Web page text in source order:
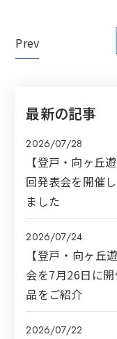
Prev
最新の記事
2026/07/28
【登戸・向ヶ丘
回発表会を開催
ました
2026/07/24
【登戸・向ヶ丘
会を7月26日に
品をご紹介
2026/07/22